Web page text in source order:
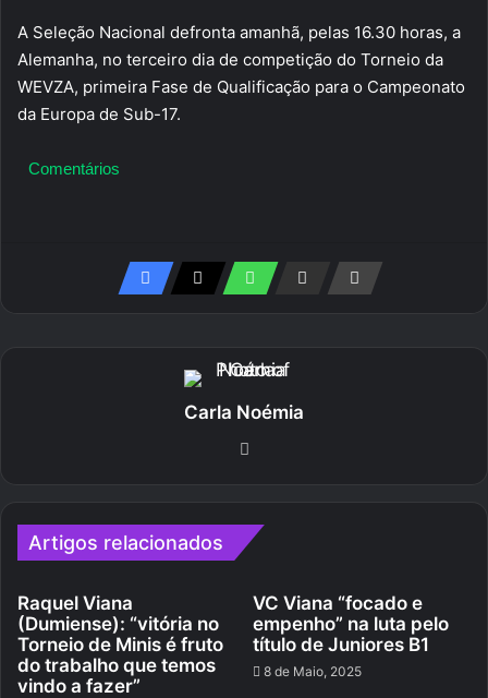
A Seleção Nacional defronta amanhã, pelas 16.30 horas, a
Alemanha, no terceiro dia de competição do Torneio da
WEVZA, primeira Fase de Qualificação para o Campeonato
da Europa de Sub-17.
Comentários
Carla Noémia
Artigos relacionados
Raquel Viana
(Dumiense): “vitória no
Torneio de Minis é fruto
do trabalho que temos
vindo a fazer”
VC Viana “focado e
empenho” na luta pelo
título de Juniores B1
8 de Maio, 2025